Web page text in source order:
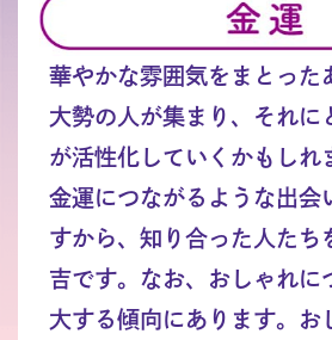
華やかな雰囲気をまとった
大勢の人が集まり、それに
が活性化していくかもしれ
金運につながるような出会
すから、知り合った人たち
吉です。なお、おしゃれに
大する傾向にあります。お